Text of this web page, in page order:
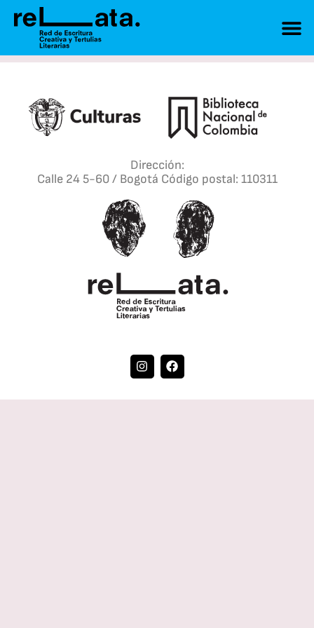
Dirección:
Calle 24 5-60 / Bogotá Código postal: 110311